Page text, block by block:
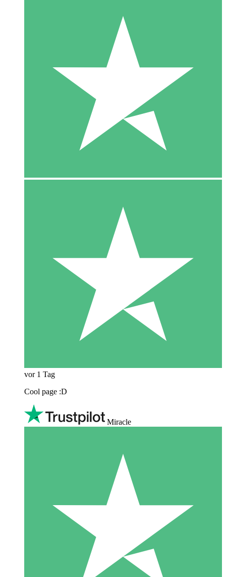
vor 1 Tag
Cool page :D
Miracle